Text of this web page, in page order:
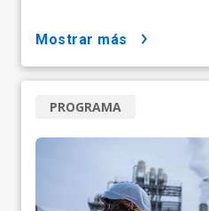
mostrar más
PROGRAMA